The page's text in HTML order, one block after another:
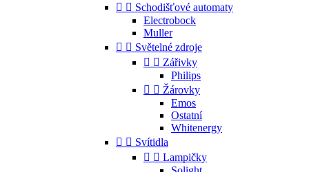
  Schodišťové automaty
Electrobock
Muller
  Světelné zdroje
  Zářivky
Philips
  Žárovky
Emos
Ostatní
Whitenergy
  Svítidla
  Lampičky